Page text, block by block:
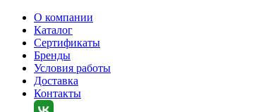
О компании
Каталог
Сертификаты
Бренды
Условия работы
Доставка
Контакты